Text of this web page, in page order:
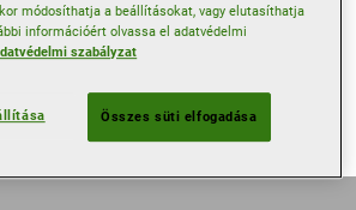
módosíthatja a beállításokat, vagy elutasíthatja
információért olvassa el adatvédelmi
szabályzat
Összes süti elfogadása